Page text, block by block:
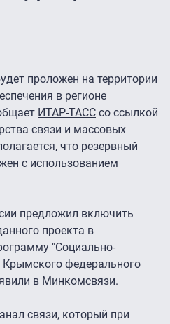
проложен на территории
в регионе
ИТАР-ТАСС со ссылкой
связи и массовых
что резервный
с использованием
предложил включить
проекта в
"Социально-
Крымского федерального
в Минкомсвязи.
связи, который при